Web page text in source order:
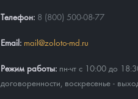
Телефон: 8 (800) 500-08-77
Email: mail@zoloto-md.ru
Режим работы: пн-чт с 10:00 до
договоренности, воскресенье -